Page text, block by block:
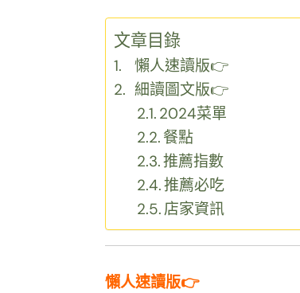
文章目錄
懶人速讀版👉
細讀圖文版👉
2024菜單
餐點
推薦指數
推薦必吃
店家資訊
懶人速讀版👉